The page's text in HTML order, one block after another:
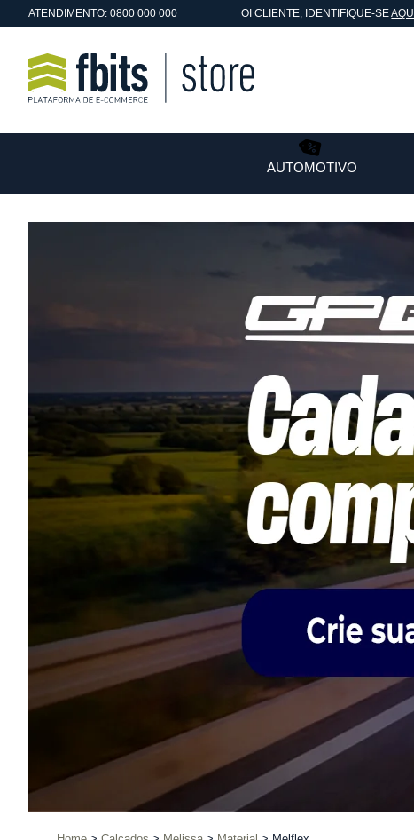
ATENDIMENTO: 0800 000 000 OICLIENTE, IDENTIFIQUE-SEAQUI
AUTOMOTIVO